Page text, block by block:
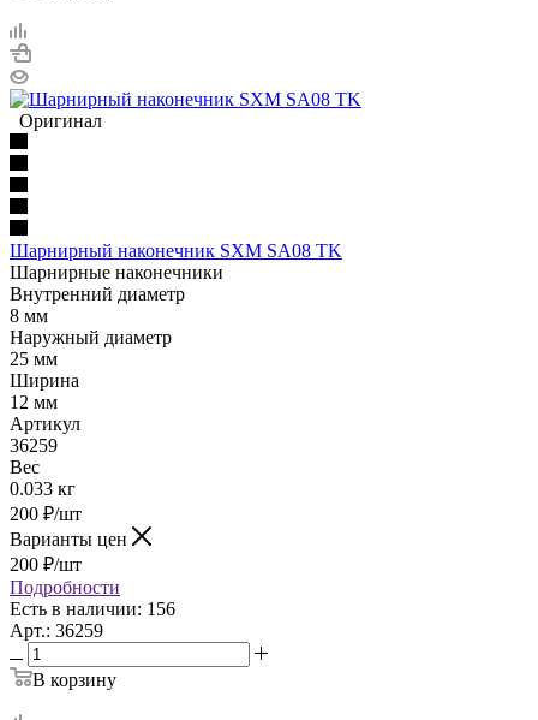
Оригинал
Шарнирный наконечник SXM SA08 TK
Шарнирные наконечники
Внутренний диаметр
8 мм
Наружный диаметр
25 мм
Ширина
12 мм
Артикул
36259
Вес
0.033 кг
200 ₽/шт
Варианты цен
200 ₽/шт
Подробности
Есть в наличии: 156
Арт.: 36259
В корзину